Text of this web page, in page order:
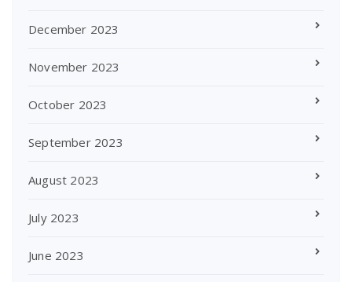
December 2023
November 2023
October 2023
September 2023
August 2023
July 2023
June 2023